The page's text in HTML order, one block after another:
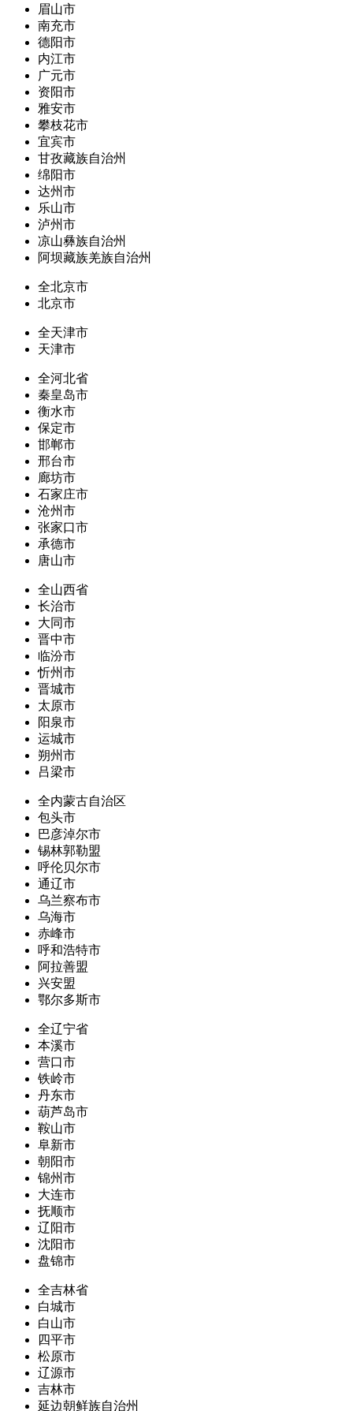
眉山市
南充市
德阳市
内江市
广元市
资阳市
雅安市
攀枝花市
宜宾市
甘孜藏族自治州
绵阳市
达州市
乐山市
泸州市
凉山彝族自治州
阿坝藏族羌族自治州
全北京市
北京市
全天津市
天津市
全河北省
秦皇岛市
衡水市
保定市
邯郸市
邢台市
廊坊市
石家庄市
沧州市
张家口市
承德市
唐山市
全山西省
长治市
大同市
晋中市
临汾市
忻州市
晋城市
太原市
阳泉市
运城市
朔州市
吕梁市
全内蒙古自治区
包头市
巴彦淖尔市
锡林郭勒盟
呼伦贝尔市
通辽市
乌兰察布市
乌海市
赤峰市
呼和浩特市
阿拉善盟
兴安盟
鄂尔多斯市
全辽宁省
本溪市
营口市
铁岭市
丹东市
葫芦岛市
鞍山市
阜新市
朝阳市
锦州市
大连市
抚顺市
辽阳市
沈阳市
盘锦市
全吉林省
白城市
白山市
四平市
松原市
辽源市
吉林市
延边朝鲜族自治州